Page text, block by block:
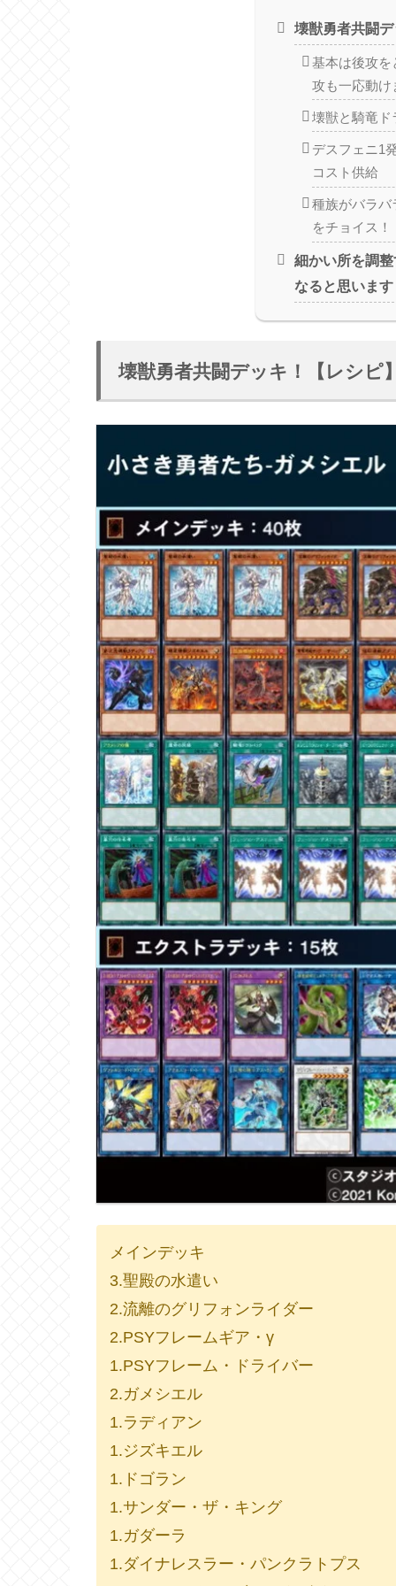
壊獣勇者共闘
基本は後攻を
攻も一応動け
壊獣と騎竜ド
デスフェニ1
コスト供給
種族がバラバ
をチョイス！
細かい所を調
なると思います
壊獣勇者共闘デッキ！【レシピ
メインデッキ
3.聖殿の水遣い
2.流離のグリフォンライダー
2.PSYフレームギア・γ
1.PSYフレーム・ドライバー
2.ガメシエル
1.ラディアン
1.ジズキエル
1.ドゴラン
1.サンダー・ザ・キング
1.ガダーラ
1.ダイナレスラー・パンクラトプス